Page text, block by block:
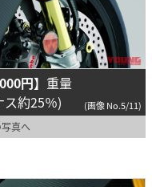
円】 重量
ス約25％)
(画像 No.5/11)
真へ